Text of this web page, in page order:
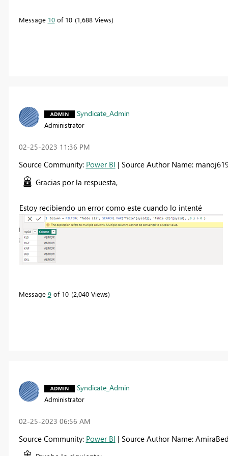
Message 10of 10 1,688 Views
Syndicate_Admin
Administrator
‎02-25-2023 11:36 PM
Source Community: Power BI | Source Author Name:
Gracias por la respuesta,
Estoy recibiendo un error como este cuando lo intenté
Message 9of 10 2,040 Views
Syndicate_Admin
Administrator
‎02-25-2023 06:56 AM
Source Community: Power BI | Source Author Name: